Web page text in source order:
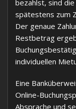
bezahlst, sind
spätestens zum
Der genaue
Restbetrag
individuellen
Eine
Online-
Absprache und